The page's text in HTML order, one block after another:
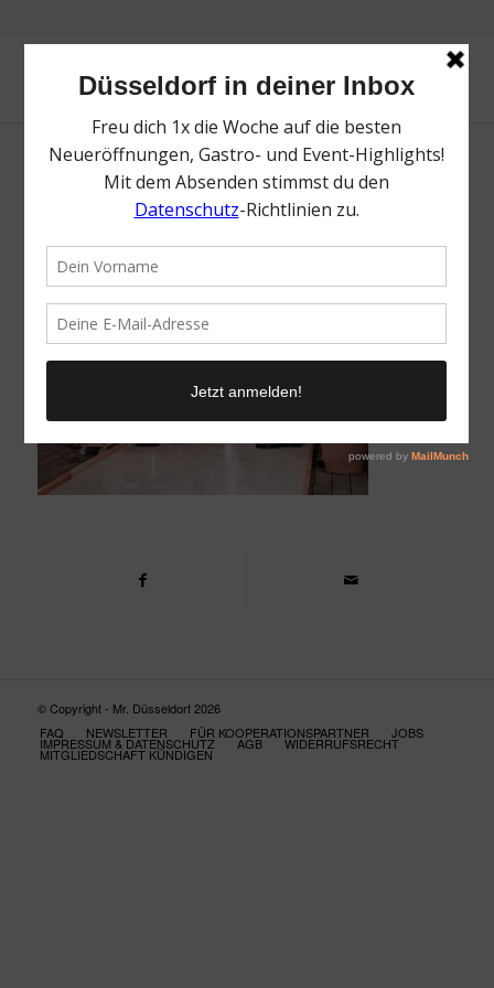
The Vacation Club | Mr. Düsseldorf |
© Copyright - Mr. Düsseldorf 2026
FAQ
NEWSLETTER FÜR KOOPERATIONSPARTNER JOBS
IMPRESSUM & DATENSCHUTZ AGB WIDERRUFSRECHT
MITGLIEDSCHAFT KÜNDIGEN